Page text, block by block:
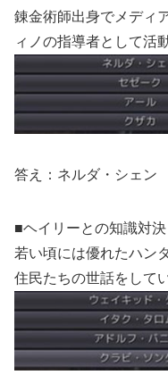
錬金術師出身でメディ
ィノの指導者として活
答え：ネルダ・シェン
■ヘイリーとの知識対決
若い頃には優れたハン
住民たちの世話をして